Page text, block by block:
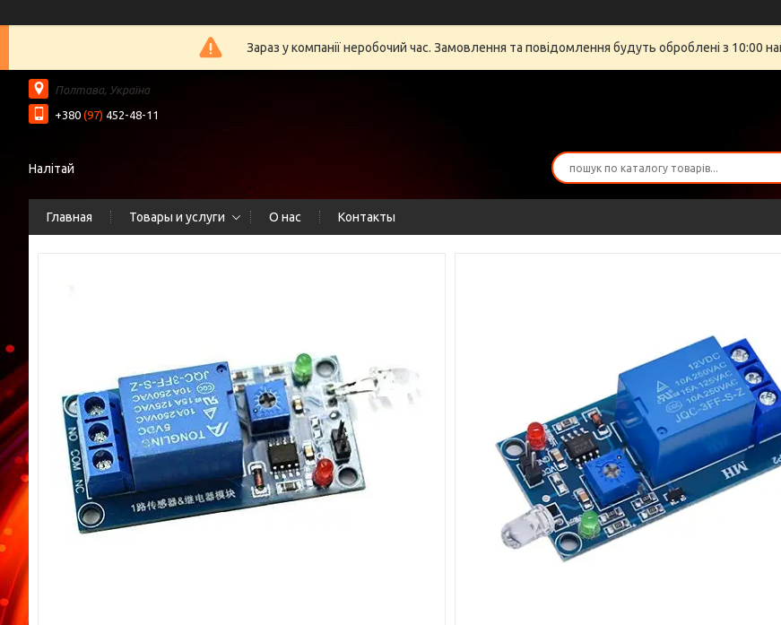
Зараз у компанії неробочий час. Замовлення та повідомлення будуть оброблені з 10:00
Полтава, Україна
+380 (97) 452-48-11
Налітай
Главная Товары и услуги О нас Контакты